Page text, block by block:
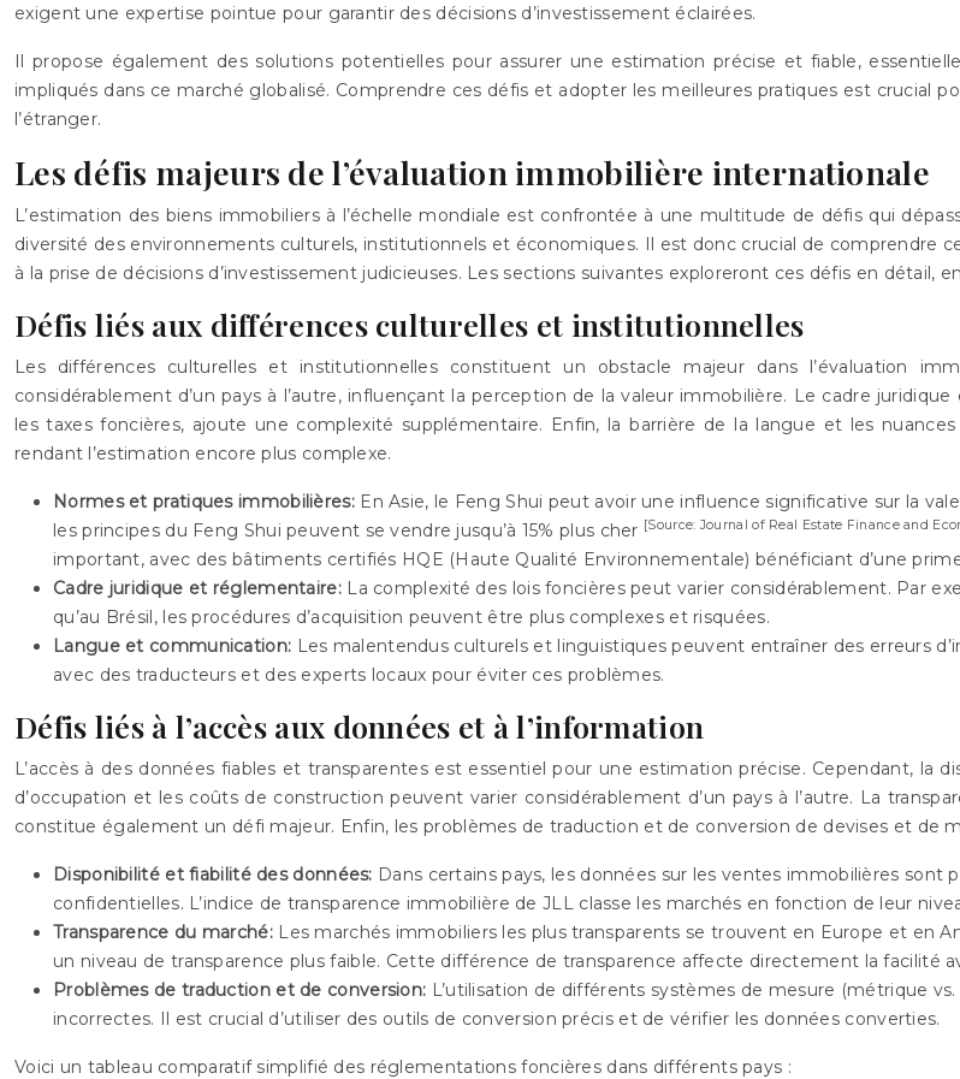
exigent une expertise pointue pour garantir des décisions d’investissement éclairées.
Il propose également des solutions potentielles pour assurer une estimation précise et fiable,
impliqués dans ce marché globalisé. Comprendre ces défis et adopter les meilleures pratiques est crucial
l’étranger.
Les défis majeurs de l’évaluation immobilière internationale
L’estimation des biens immobiliers à l’échelle mondiale est confrontée à une multitude de défis qui
diversité des environnements culturels, institutionnels et économiques. Il est donc crucial de comprendre
à la prise de décisions d’investissement judicieuses. Les sections suivantes exploreront ces défis en
Défis liés aux différences culturelles et institutionnelles
Les différences culturelles et institutionnelles constituent un obstacle majeur dans l’évaluation
considérablement d’un pays à l’autre, influençant la perception de la valeur immobilière. Le cadre
les taxes foncières, ajoute une complexité supplémentaire. Enfin, la barrière de la langue et les
rendant l’estimation encore plus complexe.
Normes et pratiques immobilières: En Asie, le Feng Shui peut avoir une influence significative sur la
les principes du Feng Shui peuvent se vendre jusqu’à 15% plus cher [Source: Journal of Real Estate Finance and
important, avec des bâtiments certifiés HQE (Haute Qualité Environnementale) bénéficiant d’une
Cadre juridique et réglementaire: La complexité des lois foncières peut varier considérablement. Par
qu’au Brésil, les procédures d’acquisition peuvent être plus complexes et risquées.
Langue et communication: Les malentendus culturels et linguistiques peuvent entraîner des erreurs
avec des traducteurs et des experts locaux pour éviter ces problèmes.
Défis liés à l’accès aux données et à l’information
L’accès à des données fiables et transparentes est essentiel pour une estimation précise. Cependant, la
d’occupation et les coûts de construction peuvent varier considérablement d’un pays à l’autre. La
constitue également un défi majeur. Enfin, les problèmes de traduction et de conversion de devises et de
Disponibilité et fiabilité des données: Dans certains pays, les données sur les ventes immobilières sont
confidentielles. L’indice de transparence immobilière de JLL classe les marchés en fonction de leur
Transparence du marché: Les marchés immobiliers les plus transparents se trouvent en Europe et en
un niveau de transparence plus faible. Cette différence de transparence affecte directement la facilité
Problèmes de traduction et de conversion: L’utilisation de différents systèmes de mesure (métrique
incorrectes. Il est crucial d’utiliser des outils de conversion précis et de vérifier les données converties.
Voici un tableau comparatif simplifié des réglementations foncières dans différents pays :